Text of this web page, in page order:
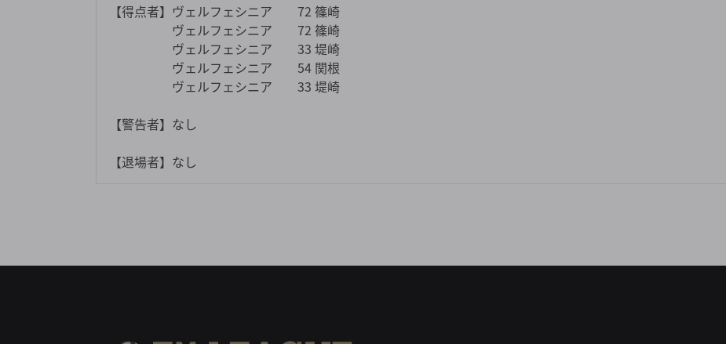
【得点者】ヴェルフェシニア 72 篠崎
ヴェルフェシニア 72 篠崎
ヴェルフェシニア 33 堤崎
ヴェルフェシニア 54 関根
ヴェルフェシニア 33 堤崎
【警告者】なし
【退場者】なし